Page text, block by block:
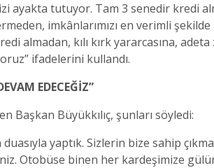
ayakta tutuyor. Tam 3 senedir kredi
imkânlarımızı en verimli
almadan, kılı kırk yararcasına, adeta
ifadelerini kullandı.
EDECEĞİZ”
Başkan Büyükkılıç, şunları söyledi:
yaptık. Sizlerin bize sahip
Otobüse binen her kardeşimize